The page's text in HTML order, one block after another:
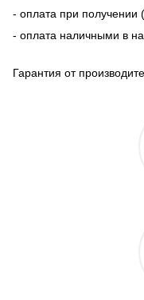
- оплата при
- оплата наличными в
Гарантия от